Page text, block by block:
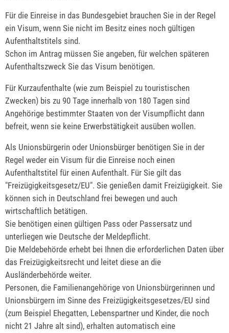
Für die Einreise in das Bundesgebiet brauchen Sie in der Regel
ein Visum, wenn Sie nicht im Besitz eines noch gültigen
Aufenthaltstitels sind.
Schon im Antrag müssen Sie angeben, für welchen späteren
Aufenthaltszweck Sie das Visum benötigen.
Für Kurzaufenthalte (wie zum Beispiel zu touristischen
Zwecken) bis zu 90 Tage innerhalb von 180 Tagen sind
Angehörige bestimmter Staaten von der Visumpflicht dann
befreit, wenn sie keine Erwerbstätigkeit ausüben wollen.
Als Unionsbürgerin oder Unionsbürger benötigen Sie in der
Regel weder ein Visum für die Einreise noch einen
Aufenthaltstitel für einen Aufenthalt. Für Sie gilt das
"Freizügigkeitsgesetz/EU". Sie genießen damit Freizügigkeit. Sie
können sich in Deutschland frei bewegen und auch
wirtschaftlich betätigen.
Sie benötigen einen gültigen Pass oder Passersatz und
unterliegen wie Deutsche der Meldepflicht.
Die Meldebehörde erhebt bei Ihnen die erforderlichen Daten über
das Freizügigkeitsrecht und leitet diese an die
Ausländerbehörde weiter.
Personen, die Familienangehörige von Unionsbürgerinnen und
Unionsbürgern im Sinne des Freizügigkeitsgesetzes/EU sind
(zum Beispiel Ehegatten, Lebenspartner und Kinder, die noch
nicht 21 Jahre alt sind), erhalten automatisch eine